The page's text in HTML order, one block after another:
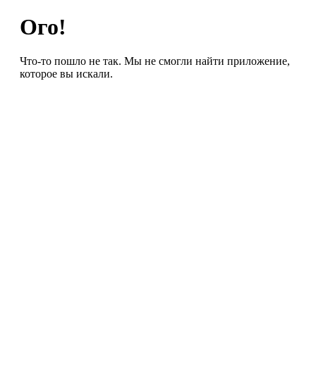
Ого!
Что-то пошло не так. Мы не смогли найти приложение,
которое вы искали.